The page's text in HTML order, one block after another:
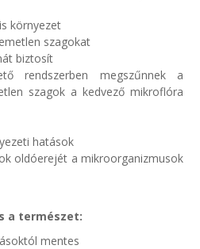
környezet
szagokat
biztosít
megszűnnek a
szagok a kedvező mikroflóra
hatások
oldóerejét a mikroorganizmusok
a természet:
mentes